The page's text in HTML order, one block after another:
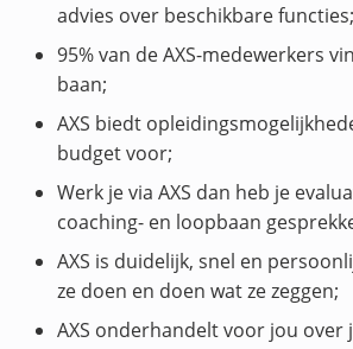
advies over beschikbare functies;
95% van de AXS-medewerkers
baan;
AXS biedt
budget voor;
Werk je via AXS dan heb je
coaching- en loopbaan
AXS is duidelijk, snel en
ze doen en doen wat ze zeggen;
AXS onderhandelt voor jou over